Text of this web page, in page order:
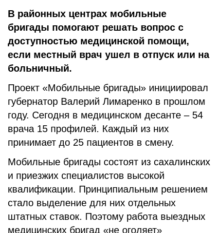
В районных центрах мобильные
бригады помогают решать вопрос с
доступностью медицинской помощи,
если местный врач ушел в отпуск или на
больничный.
Проект «Мобильные бригады» инициировал
губернатор Валерий Лимаренко в прошлом
году. Сегодня в медицинском десанте – 54
врача 15 профилей. Каждый из них
принимает до 25 пациентов в смену.
Мобильные бригады состоят из сахалинских
и приезжих специалистов высокой
квалификации. Принципиальным решением
стало выделение для них отдельных
штатных ставок. Поэтому работа выездных
медицинских бригад «не оголяет»